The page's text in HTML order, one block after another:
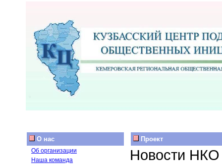
О нас
Об организации
Наша команда
Проект
Новости НКО